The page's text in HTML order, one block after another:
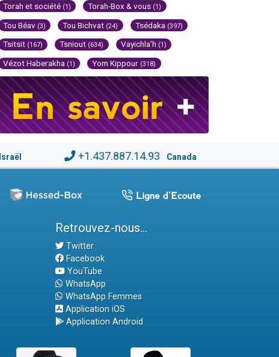
Torah et société (1) Torah-Box & vous (1)
Tou Béav (3) Tou Bichvat (24) Tsédaka (397)
Tsitsit (167) Tsniout (634) Vayichla'h (1)
Vézot Haberakha (1) Yom Kippour (318)
Israël +1.437.887.14.93 Canada
Retrouvez-nous...
Twitter
Facebook
YouTube
WhatsApp
WhatsApp Femmes
Application iOS
Application Android